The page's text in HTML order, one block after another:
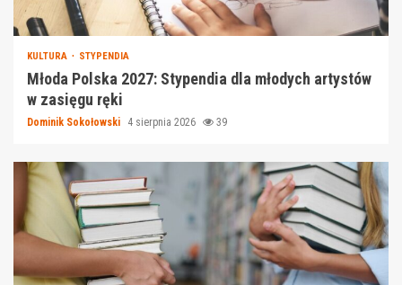
KULTURA STYPENDIA
Młoda Polska 2027: Stypendia dla młodych artystów
w zasięgu ręki
Dominik Sokołowski 4 sierpnia 2026 39